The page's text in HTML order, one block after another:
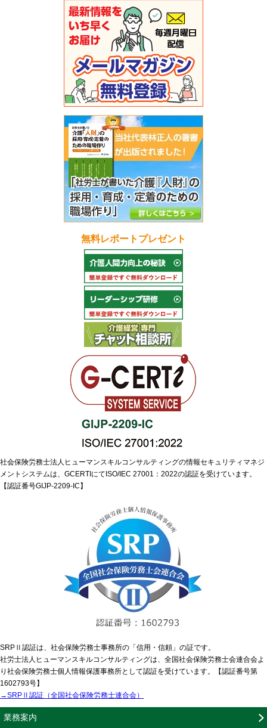
無料レポートプレゼント
社会保険労務士法人ヒューマンスキルコンサルティングの情報セキュリティマネジ
メントシステムは、GCERTIにてISO/IEC 27001：2022の認証を受けています。
【認証番号GIJP-2209-IC】
SRPⅡ認証は、社会保険労務士事務所の「信用・信頼」の証です。
社労士法人ヒューマンスキルコンサルティングは、全国社会保険労務士会連合会よ
り社会保険労務士個人情報保護事務所として認証を受けています。【認証番号第
1602793号】
→SRPⅡ認証（全国社会保険労務士連合会）
業務案内